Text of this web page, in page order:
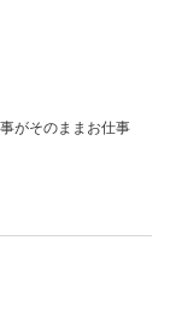
がそのままお仕事